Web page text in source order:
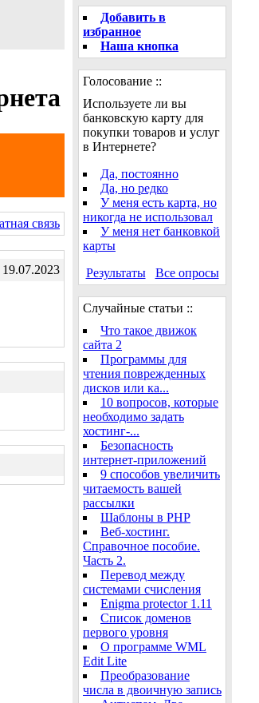
связь
Добавить в
избранное
Наша кнопка
Голосование ::
Используете ли вы
банковскую карту для
покупки товаров и услуг
в Интернете?
Да, постоянно
Да, но редко
У меня есть карта, но
никогда не использовал
У меня нет банковкой
карты
Результаты
Все опросы
Случайные статьи ::
Что такое движок
сайта 2
Программы для
чтения поврежденных
дисков или ка...
10 вопросов, которые
необходимо задать
хостинг-...
Безопасность
интернет-приложений
9 способов увеличить
читаемость вашей
рассылки
Шаблоны в PHP
Веб-хостинг.
Справочное пособие.
Часть 2.
Перевод между
системами счисления
Enigma protector 1.11
Список доменов
первого уровня
О программе WML
Edit Lite
Преобразование
числа в двоичную запись